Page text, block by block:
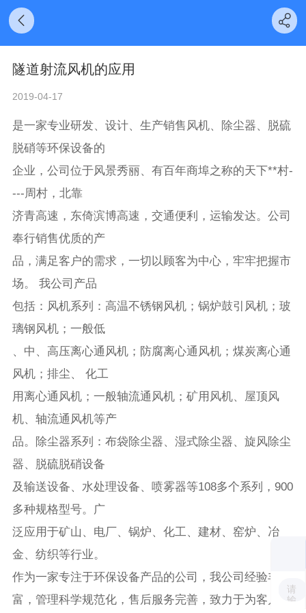
隧道射流风机的应用
2019-04-17
是一家专业研发、设计、生产销售风机、除尘器、脱硫
脱硝等环保设备的
企业，公司位于风景秀丽、有百年商埠之称的天下**村-
---周村，北靠
济青高速，东倚滨博高速，交通便利，运输发达。公司
奉行销售优质的产
品，满足客户的需求，一切以顾客为中心，牢牢把握市
场。 我公司产品
包括：风机系列：高温不锈钢风机；锅炉鼓引风机；玻
璃钢风机；一般低
、中、高压离心通风机；防腐离心通风机；煤炭离心通
风机；排尘、 化工
用离心通风机；一般轴流通风机；矿用风机、屋顶风
机、轴流通风机等产
品。除尘器系列：布袋除尘器、湿式除尘器、旋风除尘
器、脱硫脱硝设备
及输送设备、水处理设备、喷雾器等108多个系列，900
多种规格型号。广
泛应用于矿山、电厂、锅炉、化工、建材、窑炉、冶
金、纺织等行业。
作为一家专注于环保设备产品的公司，我公司经验丰
富，管理科学规范化，售后服务完善，致力于为客户提